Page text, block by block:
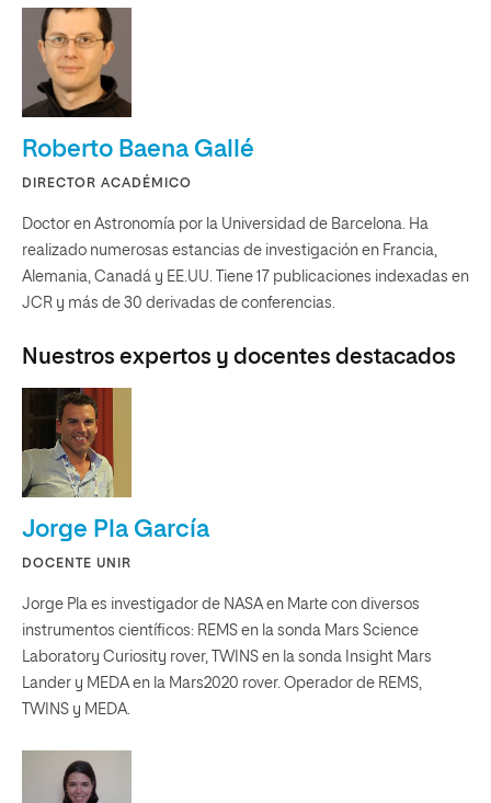
Roberto Baena Gallé
DIRECTOR ACADÉMICO
Doctor en Astronomía por la Universidad de Barcelona. Ha
realizado numerosas estancias de investigación en Francia,
Alemania, Canadá y EE.UU. Tiene 17 publicaciones indexadas en
JCR y más de 30 derivadas de conferencias.
Nuestros expertos y docentes destacados
Jorge Pla García
DOCENTE UNIR
Jorge Pla es investigador de NASA en Marte con diversos
instrumentos científicos: REMS en la sonda Mars Science
Laboratory Curiosity rover, TWINS en la sonda Insight Mars
Lander y MEDA en la Mars2020 rover. Operador de REMS,
TWINS y MEDA.